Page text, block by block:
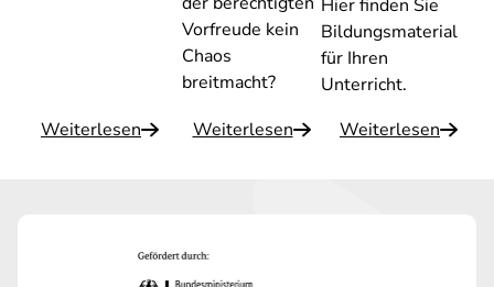
Weiterlesen
Vorfreude kein
Chaos
breitmacht?
Weiterlesen
Hier finden Sie
Bildungsmaterial
für Ihren
Unterricht.
Weiterlesen